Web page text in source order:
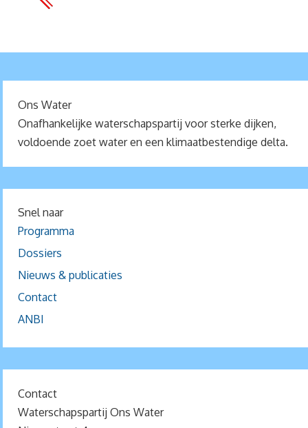
Ons Water
Onafhankelijke waterschapspartij voor sterke dijken,
voldoende zoet water en een klimaatbestendige delta.
Snel naar
Programma
Dossiers
Nieuws & publicaties
Contact
ANBI
Contact
Waterschapspartij Ons Water